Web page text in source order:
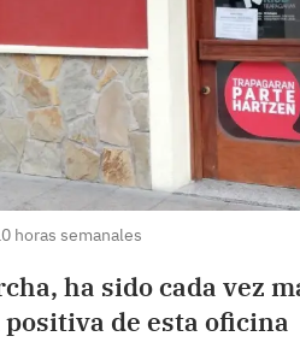
horas semanales
ha sido cada vez
de esta oficina